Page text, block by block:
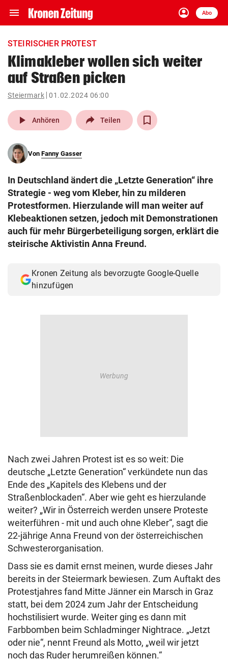
menu Navigation
ein-/ausklappen
account_circle
Anmelden
Abo
close Schließen
account_circle Anmelden
pin_drop
Wien arrow_right
search
eingeben
© Krone Multimedia GmbH & Co KG 2026
Muthgasse 2, 1190 Wien
STEIRISCHER PROTEST
Klimakleber wollen sich weiter
auf Straßen picken
Steiermark 01.02.2024 06:00
play_arrow Anhören Teilen
Von Fanny Gasser
In Deutschland ändert die „Letzte Generation“ ihre
Strategie - weg vom Kleber, hin zu milderen
Protestformen. Hierzulande will man weiter auf
Klebeaktionen setzen, jedoch mit Demonstrationen
auch für mehr Bürgerbeteiligung sorgen, erklärt die
steirische Aktivistin Anna Freund.
Kronen Zeitung als bevorzugte Google-Quelle
hinzufügen
Nach zwei Jahren Protest ist es so weit: Die
deutsche „Letzte Generation“ verkündete nun das
Ende des „Kapitels des Klebens und der
Straßenblockaden“. Aber wie geht es hierzulande
weiter? „Wir in Österreich werden unsere Proteste
weiterführen - mit und auch ohne Kleber“, sagt die
22-jährige Anna Freund von der österreichischen
Schwesterorganisation.
Dass sie es damit ernst meinen, wurde dieses Jahr
bereits in der Steiermark bewiesen. Zum Auftakt des
Protestjahres fand Mitte Jänner ein Marsch in Graz
statt, bei dem 2024 zum Jahr der Entscheidung
hochstilisiert wurde. Weiter ging es dann mit
Farbbomben beim Schladminger Nightrace. „Jetzt
oder nie“, nennt Freund als Motto, „weil wir jetzt
noch das Ruder herumreißen können.“